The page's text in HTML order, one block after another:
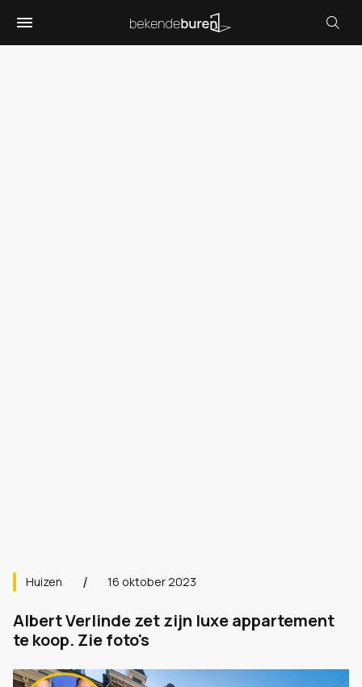
Huizen 16 oktober 2023
Albert Verlinde zet zijn luxe appartement
te koop. Zie foto's